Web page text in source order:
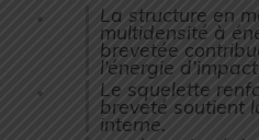
La structure en
multidensité à
brevetée
l’énergie
Le squelette
breveté soutient
interne.